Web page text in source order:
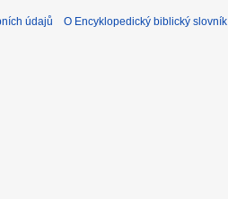
údajů O Encyklopedický biblický slovník